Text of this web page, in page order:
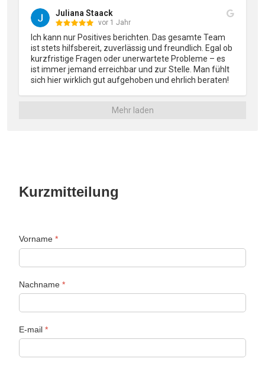
Juliana Staack
vor 1 Jahr
Ich kann nur Positives berichten. Das gesamte Team
ist stets hilfsbereit, zuverlässig und freundlich. Egal ob
kurzfristige Fragen oder unerwartete Probleme – es
ist immer jemand erreichbar und zur Stelle. Man fühlt
sich hier wirklich gut aufgehoben und ehrlich beraten!
Mehr laden
Kurzmitteilung
Vorname *
Nachname *
E-mail *